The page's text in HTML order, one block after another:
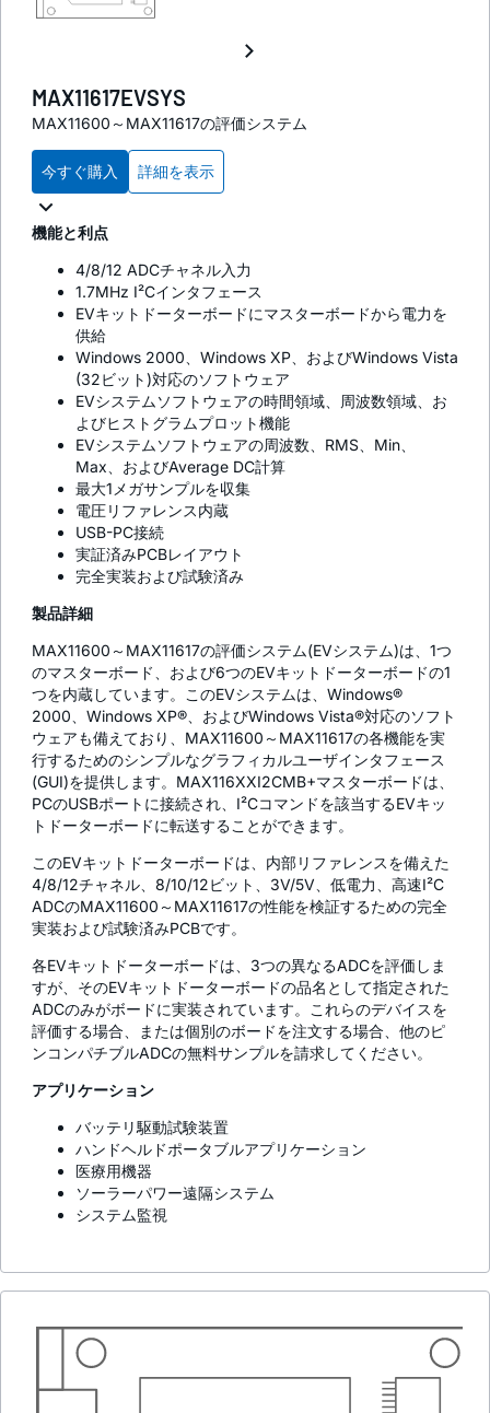
MAX11617EVSYS
MAX11600～MAX11617の評価システム
今すぐ購入 詳細を表示
機能と利点
4/8/12 ADCチャネル入力
1.7MHz I²Cインタフェース
EVキットドーターボードにマスターボードから電力を
供給
Windows 2000、Windows XP、およびWindows Vista
(32ビット)対応のソフトウェア
EVシステムソフトウェアの時間領域、周波数領域、お
よびヒストグラムプロット機能
EVシステムソフトウェアの周波数、RMS、Min、
Max、およびAverage DC計算
最大1メガサンプルを収集
電圧リファレンス内蔵
USB-PC接続
実証済みPCBレイアウト
完全実装および試験済み
製品詳細
MAX11600～MAX11617の評価システム(EVシステム)は、1つ
のマスターボード、および6つのEVキットドーターボードの1
つを内蔵しています。このEVシステムは、Windows®
2000、Windows XP®、およびWindows Vista®対応のソフト
ウェアも備えており、MAX11600～MAX11617の各機能を実
行するためのシンプルなグラフィカルユーザインタフェース
(GUI)を提供します。MAX116XXI2CMB+マスターボードは、
PCのUSBポートに接続され、I²Cコマンドを該当するEVキッ
トドーターボードに転送することができます。
このEVキットドーターボードは、内部リファレンスを備えた
4/8/12チャネル、8/10/12ビット、3V/5V、低電力、高速I²C
ADCのMAX11600～MAX11617の性能を検証するための完全
実装および試験済みPCBです。
各EVキットドーターボードは、3つの異なるADCを評価しま
すが、そのEVキットドーターボードの品名として指定された
ADCのみがボードに実装されています。これらのデバイスを
評価する場合、または個別のボードを注文する場合、他のピ
ンコンパチブルADCの無料サンプルを請求してください。
アプリケーション
バッテリ駆動試験装置
ハンドヘルドポータブルアプリケーション
医療用機器
ソーラーパワー遠隔システム
システム監視